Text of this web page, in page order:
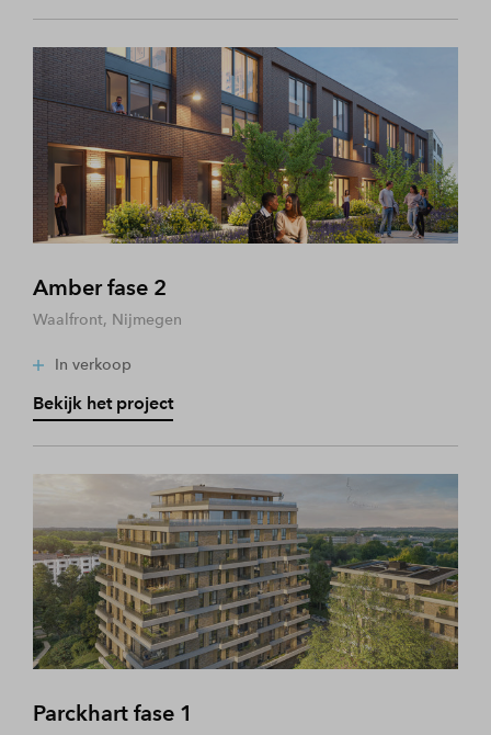
Amber fase 2
Waalfront, Nijmegen
In verkoop
Bekijk het project
Parckhart fase 1